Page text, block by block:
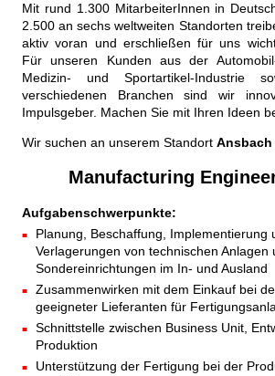
Mit rund 1.300 MitarbeiterInnen in
2.500 an sechs weltweiten Standorten
aktiv voran und erschließen für uns
Für unseren Kunden aus der
Medizin- und Sportartikel-Industrie
verschiedenen Branchen sind wir
Impulsgeber. Machen Sie mit Ihren Ideen
Wir suchen an unserem Standort Ansbach
Manufacturing
Aufgabenschwerpunkte:
Planung, Beschaffung, Implementierung
Verlagerungen von technischen Anlagen
Sondereinrichtungen im In- und Ausland
Zusammenwirken mit dem Einkauf bei
geeigneter Lieferanten für
Schnittstelle zwischen Business Unit,
Produktion
Unterstützung der Fertigung bei der